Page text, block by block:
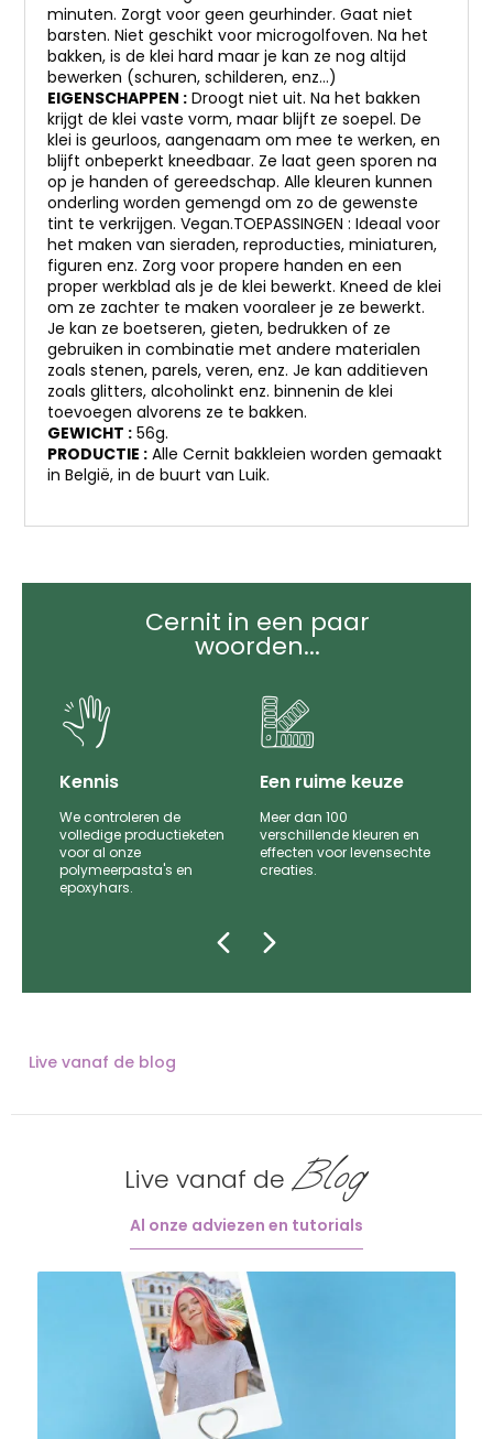
minuten. Zorgt voor geen geurhinder. Gaat niet
barsten. Niet geschikt voor microgolfoven. Na het
bakken, is de klei hard maar je kan ze nog altijd
bewerken (schuren, schilderen, enz…)
EIGENSCHAPPEN : Droogt niet uit. Na het bakken
krijgt de klei vaste vorm, maar blijft ze soepel. De
klei is geurloos, aangenaam om mee te werken, en
blijft onbeperkt kneedbaar. Ze laat geen sporen na
op je handen of gereedschap. Alle kleuren kunnen
onderling worden gemengd om zo de gewenste
tint te verkrijgen. Vegan.TOEPASSINGEN : Ideaal voor
het maken van sieraden, reproducties, miniaturen,
figuren enz. Zorg voor propere handen en een
proper werkblad als je de klei bewerkt. Kneed de klei
om ze zachter te maken vooraleer je ze bewerkt.
Je kan ze boetseren, gieten, bedrukken of ze
gebruiken in combinatie met andere materialen
zoals stenen, parels, veren, enz. Je kan additieven
zoals glitters, alcoholinkt enz. binnenin de klei
toevoegen alvorens ze te bakken.
GEWICHT : 56g.
PRODUCTIE : Alle Cernit bakkleien worden gemaakt
in België, in de buurt van Luik.
Cernit in een paar
woorden...
Kennis
We controleren de
volledige productieketen
voor al onze
polymeerpasta's en
epoxyhars.
Een ruime keuze
Meer dan 100
verschillende kleuren en
effecten voor levensechte
creaties.
Live vanaf de blog
Live vanaf de Blog
Al onze adviezen en tutorials